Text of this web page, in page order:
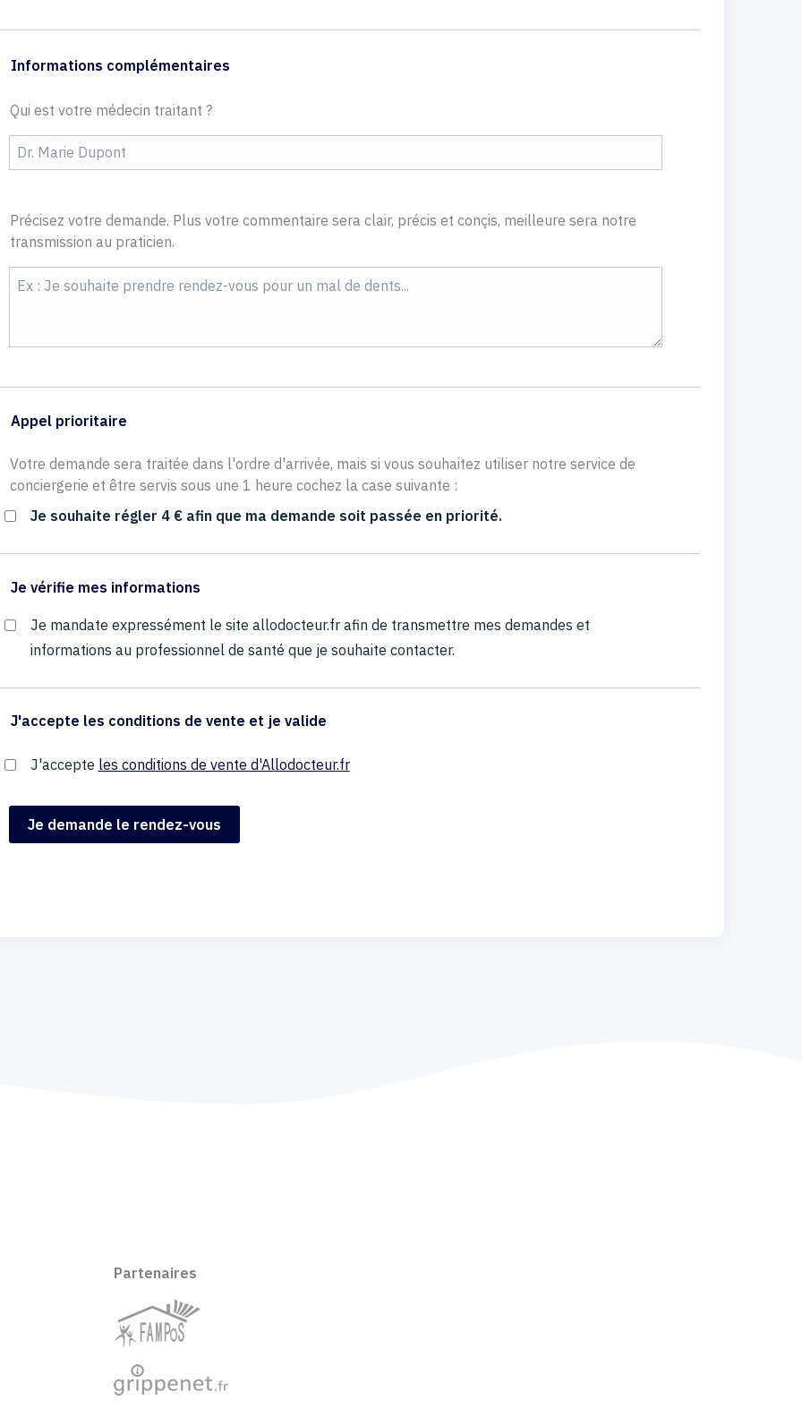
Informations complémentaires
Qui est votre médecin traitant ?
Précisez votre demande. Plus votre commentaire sera clair, précis et conçis, meilleure sera notre
transmission au praticien.
Appel prioritaire
Votre demande sera traitée dans l'ordre d'arrivée, mais si vous souhaitez utiliser notre service de
conciergerie et être servis sous une 1 heure cochez la case suivante :
Je souhaite régler 4 € afin que ma demande soit passée en priorité.
Je vérifie mes informations
Je mandate expressément le site allodocteur.fr afin de transmettre mes demandes et
informations au professionnel de santé que je souhaite contacter.
J'accepte les conditions de vente et je valide
J'accepte les conditions de vente d'Allodocteur.fr
Partenaires